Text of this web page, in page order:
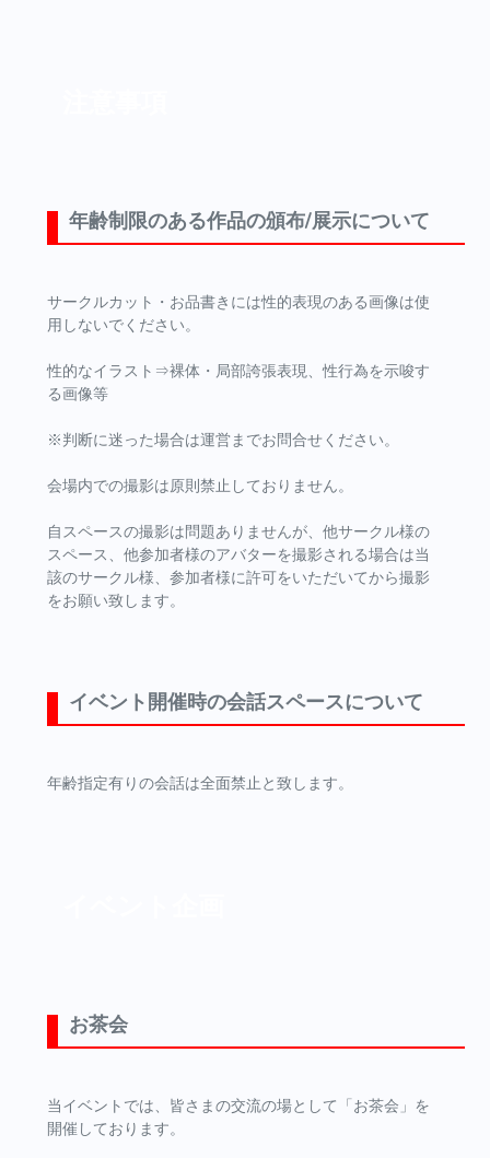
年齢制限のある作品の頒布/展示について
サークルカット・お品書きには性的表現のある画像は使
用しないでください。
性的なイラスト⇒裸体・局部誇張表現、性行為を示唆す
る画像等
※判断に迷った場合は運営までお問合せください。
会場内での撮影は原則禁止しておりません。
自スペースの撮影は問題ありませんが、他サークル様の
スペース、他参加者様のアバターを撮影される場合は当
該のサークル様、参加者様に許可をいただいてから撮影
をお願い致します。
イベント開催時の会話スペースについて
年齢指定有りの会話は全面禁止と致します。
お茶会
当イベントでは、皆さまの交流の場として「お茶会」を
開催しております。